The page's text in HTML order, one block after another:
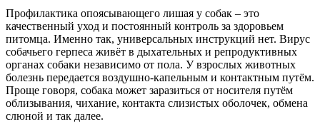
Профилактика опоясывающего лишая у собак – это
качественный уход и постоянный контроль за здоровьем
питомца. Именно так, универсальных инструкций нет. Вирус
собачьего герпеса живёт в дыхательных и репродуктивных
органах собаки независимо от пола. У взрослых животных
болезнь передается воздушно-капельным и контактным путём.
Проще говоря, собака может заразиться от носителя путём
облизывания, чихание, контакта слизистых оболочек, обмена
слюной и так далее.